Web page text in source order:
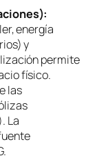
energía
y
permite
físico.
las
La